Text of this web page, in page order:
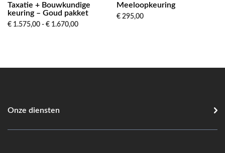
Taxatie + Bouwkundige
keuring – Goud pakket
€ 1.575,00 - € 1.670,00Prijsklasse:
Meeloopkeuring
€ 295,00
Onze diensten